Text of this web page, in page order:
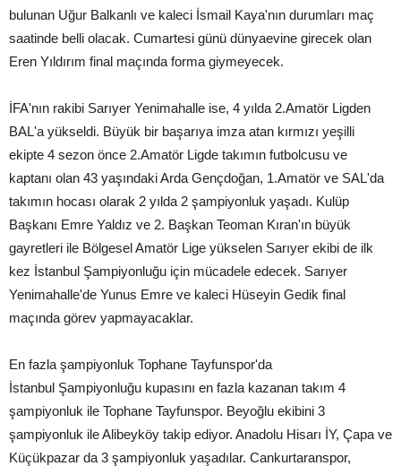
bulunan Uğur Balkanlı ve kaleci İsmail Kaya'nın durumları maç
saatinde belli olacak. Cumartesi günü dünyaevine girecek olan
Eren Yıldırım final maçında forma giymeyecek.
İFA'nın rakibi Sarıyer Yenimahalle ise, 4 yılda 2.Amatör Ligden
BAL'a yükseldi. Büyük bir başarıya imza atan kırmızı yeşilli
ekipte 4 sezon önce 2.Amatör Ligde takımın futbolcusu ve
kaptanı olan 43 yaşındaki Arda Gençdoğan, 1.Amatör ve SAL'da
takımın hocası olarak 2 yılda 2 şampiyonluk yaşadı. Kulüp
Başkanı Emre Yaldız ve 2. Başkan Teoman Kıran'ın büyük
gayretleri ile Bölgesel Amatör Lige yükselen Sarıyer ekibi de ilk
kez İstanbul Şampiyonluğu için mücadele edecek. Sarıyer
Yenimahalle'de Yunus Emre ve kaleci Hüseyin Gedik final
maçında görev yapmayacaklar.
En fazla şampiyonluk Tophane Tayfunspor'da
İstanbul Şampiyonluğu kupasını en fazla kazanan takım 4
şampiyonluk ile Tophane Tayfunspor. Beyoğlu ekibini 3
şampiyonluk ile Alibeyköy takip ediyor. Anadolu Hisarı İY, Çapa ve
Küçükpazar da 3 şampiyonluk yaşadılar. Cankurtaranspor,